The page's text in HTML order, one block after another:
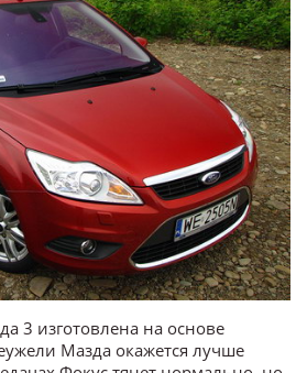
3 изготовлена на основе
Мазда окажется лучше